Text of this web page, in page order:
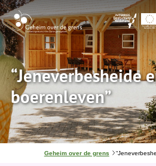
“Jeneverbesheide
boerenleven”
J
Geheim over de grens